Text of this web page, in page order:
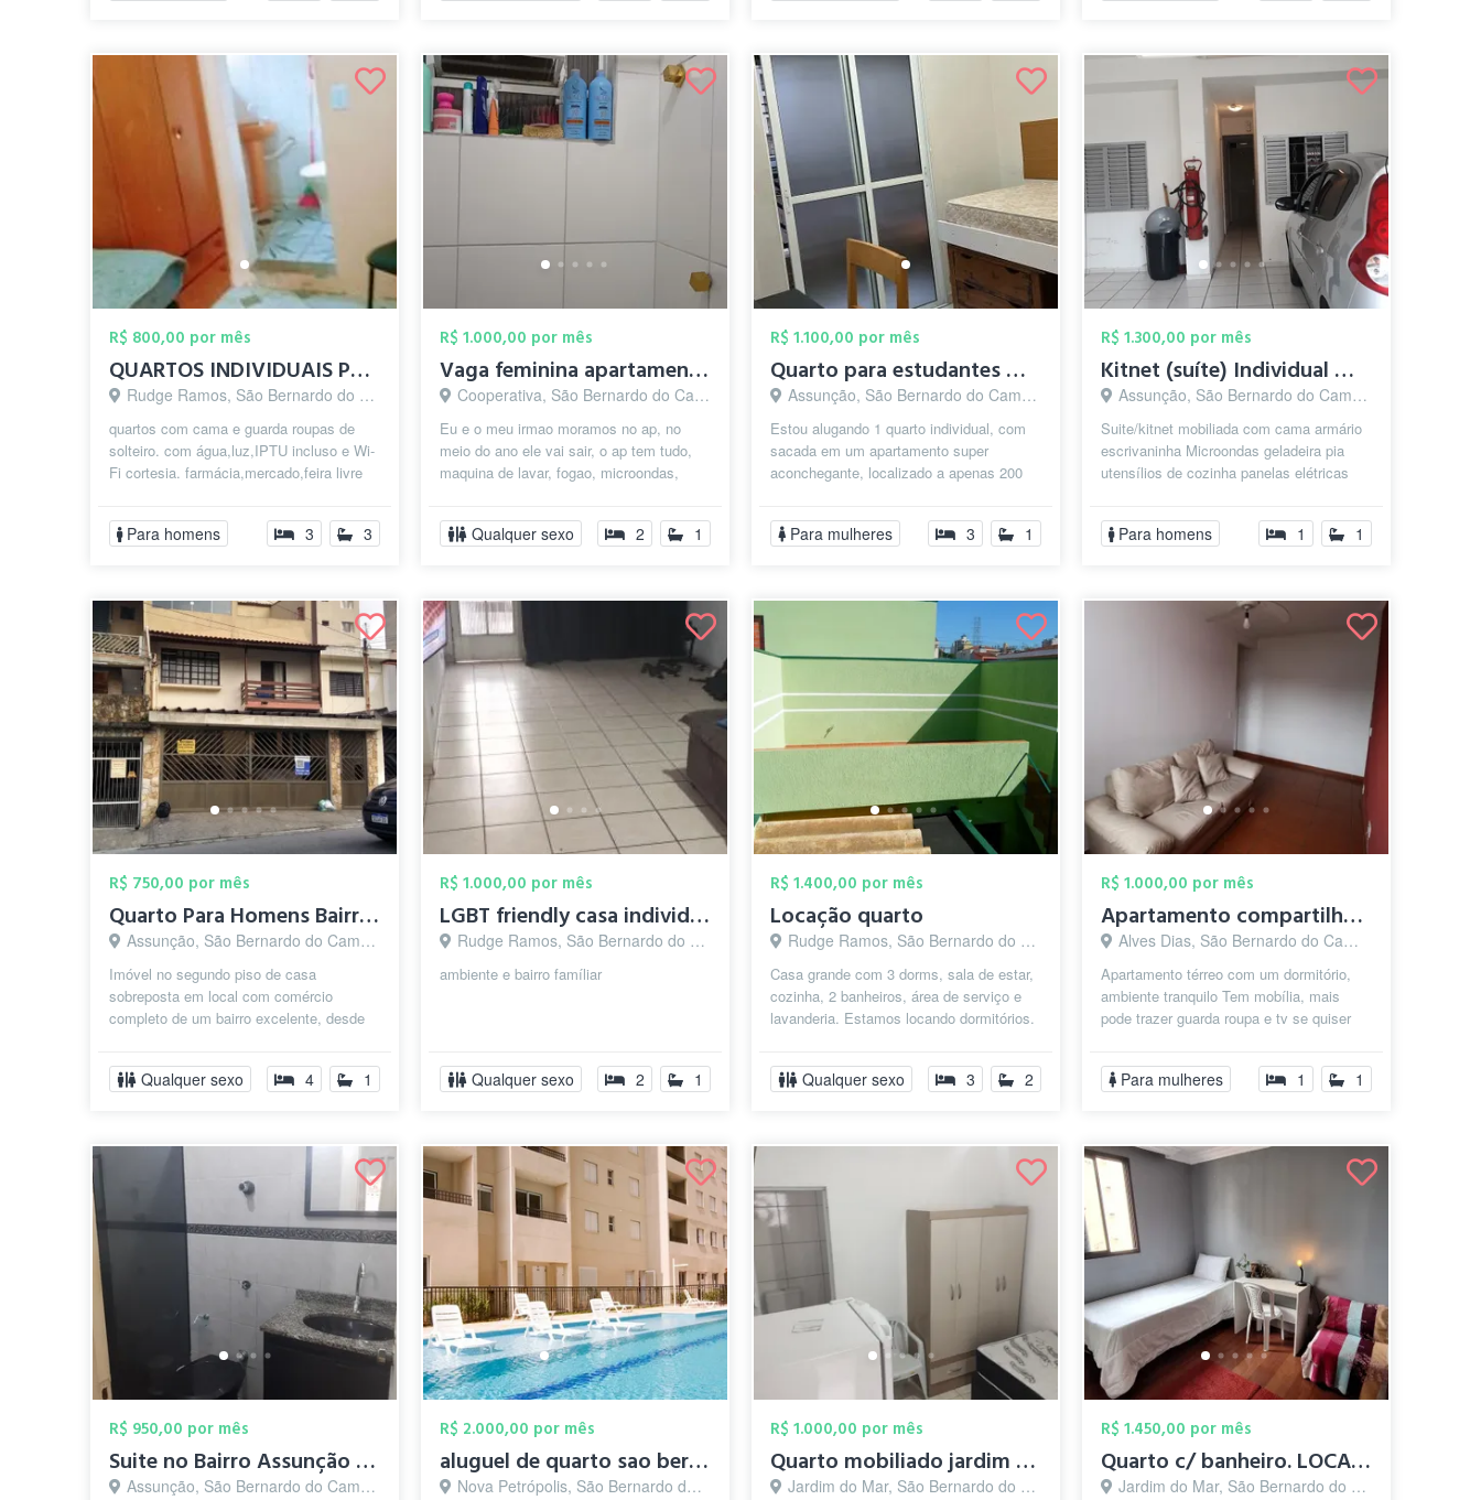
R$ 800,00 por mês
QUARTOS INDIVIDUAIS PARA SENHORES SEM VÍ...
Rudge Ramos, São Bernardo do Campo - SP
quartos com cama e guarda roupas de
solteiro. com água,luz,IPTU incluso e Wi-
Fi cortesia. farmácia,mercado,feira livre
Para homens 3 3
R$ 1.000,00 por mês
Vaga feminina apartamento
Cooperativa, São Bernardo do Campo - SP
Eu e o meu irmao moramos no ap, no
meio do ano ele vai sair, o ap tem tudo,
maquina de lavar, fogao, microondas,
Qualquer sexo 2 1
R$ 1.100,00 por mês
Quarto para estudantes mulheres
Assunção, São Bernardo do Campo - SP
Estou alugando 1 quarto individual, com
sacada em um apartamento super
aconchegante, localizado a apenas 200
t...
Para mulheres 3 1
R$ 1.300,00 por mês
Kitnet (suíte) Individual masculina não ...
Assunção, São Bernardo do Campo - SP
Suite/kitnet mobiliada com cama armário
escrivaninha Microondas geladeira pia
utensílios de cozinha panelas elétricas
Para homens 1 1
R$ 750,00 por mês
Quarto Para Homens Bairro Assunção
Assunção, São Bernardo do Campo - SP
Imóvel no segundo piso de casa
sobreposta em local com comércio
completo de um bairro excelente, desde
supermercados, horti...
Qualquer sexo 4 1
R$ 1.000,00 por mês
LGBT friendly casa individual próximo a ...
Rudge Ramos, São Bernardo do Campo - SP
ambiente e bairro famíliar
Qualquer sexo 2 1
R$ 1.400,00 por mês
Locação quarto
Rudge Ramos, São Bernardo do Campo - SP
Casa grande com 3 dorms, sala de estar,
cozinha, 2 banheiros, área de serviço e
lavanderia. Estamos locando dormitórios.
Qualquer sexo 3 2
R$ 1.000,00 por mês
Apartamento compartilhado para Mulheres
Alves Dias, São Bernardo do Campo - SP
Apartamento térreo com um dormitório,
ambiente tranquilo Tem mobília, mais
pode trazer guarda roupa e tv se quiser
Para mulheres 1 1
R$ 950,00 por mês
Suite no Bairro Assunção - R$950,00
Assunção, São Bernardo do Campo - SP
R$ 2.000,00 por mês
aluguel de quarto sao bernardo SP 2000,0...
Nova Petrópolis, São Bernardo do Campo - SP
R$ 1.000,00 por mês
Quarto mobiliado jardim do mar - SBC
Jardim do Mar, São Bernardo do Campo - SP
R$ 1.450,00 por mês
Quarto c/ banheiro. LOCALIZAÇÃO PRIVILEG...
Jardim do Mar, São Bernardo do Campo - SP